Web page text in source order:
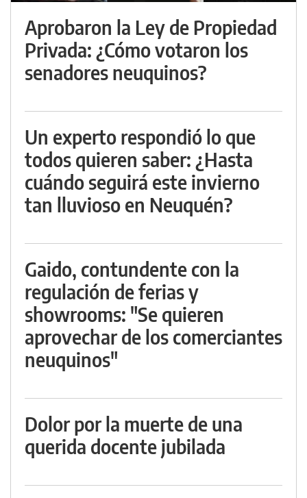
Aprobaron la Ley de Propiedad
Privada: ¿Cómo votaron los
senadores neuquinos?
Un experto respondió lo que
todos quieren saber: ¿Hasta
cuándo seguirá este invierno
tan lluvioso en Neuquén?
Gaido, contundente con la
regulación de ferias y
showrooms: "Se quieren
aprovechar de los comerciantes
neuquinos"
Dolor por la muerte de una
querida docente jubilada